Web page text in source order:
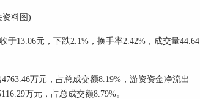
资料图)
于13.06元，下跌2.1%，换手率2.42%，成交量44.64
万元，占总成交额8.19%，游资资金净流出
万元，占总成交额8.79%。